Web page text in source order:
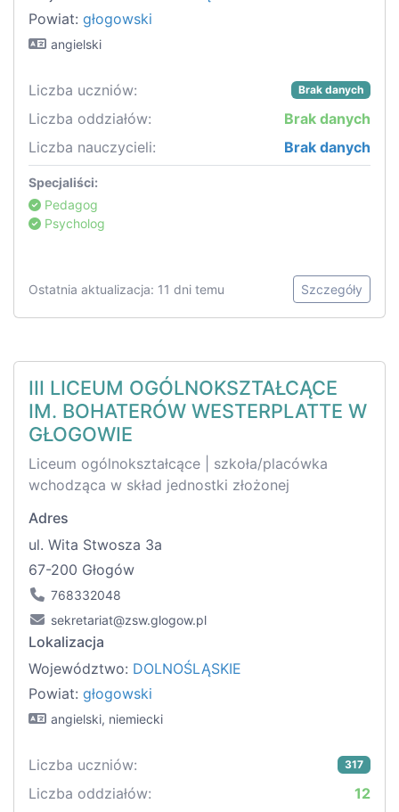
Powiat: głogowski
angielski
Liczba uczniów: Brak danych
Liczba oddziałów:
Brak danych
Liczba nauczycieli:
Brak danych
Specjaliści:
Pedagog
Psycholog
Ostatnia aktualizacja: 11 dni temu Szczegóły
III LICEUM OGÓLNOKSZTAŁCĄCE
IM. BOHATERÓW WESTERPLATTE W
GŁOGOWIE
Liceum ogólnokształcące | szkoła/placówka
wchodząca w skład jednostki złożonej
Adres
ul. Wita Stwosza 3a
67-200 Głogów
768332048
sekretariat@zsw.glogow.pl
Lokalizacja
Województwo: DOLNOŚLĄSKIE
Powiat: głogowski
angielski, niemiecki
Liczba uczniów: 317
Liczba oddziałów:
12